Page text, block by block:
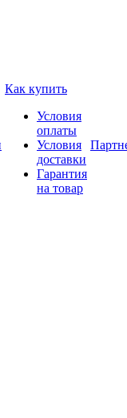
Как купить
Условия
оплаты
Условия
доставки
Гарантия
на товар